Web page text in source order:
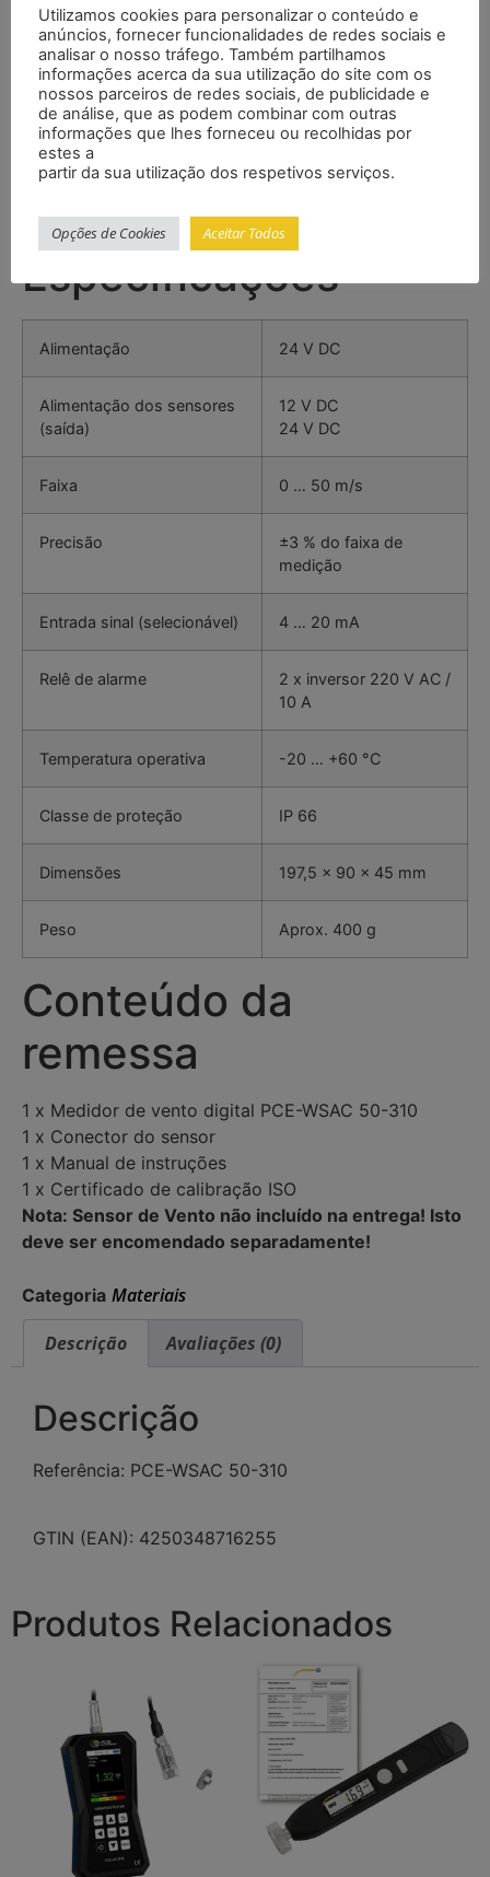
Características
– Valor limite ajustável
– Pré-alarme e alarme principal
– Alimentação: 24 V DC
– Entrada sinal: 4 … 20 mA
– Integra dois relés
– Alimentação do sensor através da unidade base
Especificações
Alimentação 24 V DC
Alimentação dos sensores
(saída)
12 V DC
24 V DC
Faixa 0 … 50 m/s
Precisão
±3 % do faixa de
medição
Entrada sinal (selecionável) 4 … 20 mA
Relê de alarme
2 x inversor 220 V AC /
10 A
Temperatura operativa -20 … +60 °C
Classe de proteção IP 66
Dimensões 197,5 x 90 x 45 mm
Peso Aprox. 400 g
Conteúdo da
remessa
1 x Medidor de vento digital PCE-WSAC 50-310
1 x Conector do sensor
1 x Manual de instruções
1 x Certificado de calibração ISO
Nota: Sensor de Vento não incluído na entrega! Isto
deve ser encomendado separadamente!
Categoria Materiais
Descrição
Avaliações (0)
Descrição
Referência: PCE-WSAC 50-310
GTIN (EAN): 4250348716255
Produtos Relacionados
Utilizamos cookies para personalizar o conteúdo e
anúncios, fornecer funcionalidades de redes sociais e
analisar o nosso tráfego. Também partilhamos
informações acerca da sua utilização do site com os
nossos parceiros de redes sociais, de publicidade e
de análise, que as podem combinar com outras
informações que lhes forneceu ou recolhidas por
estes a
partir da sua utilização dos respetivos serviços.
Opções de Cookies Aceitar Todos